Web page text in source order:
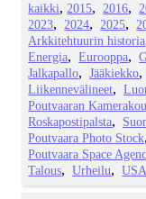
kaikki 2015 2016
2023
2024 2025
Arkkitehtuurin historia
Energia
Eurooppa
Jalkapallo
Jääkiekko
Liikennevälineet
Poutvaaran
Roskapostipalsta
Poutvaara Photo Stock
Poutvaara Space
Talous
Urheilu USA